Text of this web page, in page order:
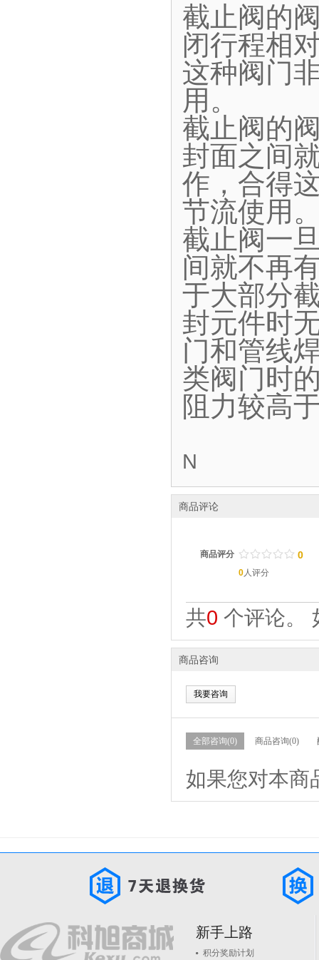
截止阀的
闭行程相
这种阀门
用。
截止阀的
封面之间
作，合得
节流使用
截止阀一
间就不再
于大部分
封元件时
门和管线
类阀门时
阻力较高
N
商品评论
商品评分 / / / / /
. . . . . 0
0人评分
共0 个评论。
商品咨询
我要咨询
全部咨询(0) 商品咨询(0)
如果您对本商
新手上路
积分奖励计划